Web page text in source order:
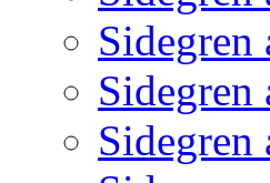
Sidegren
Sidegren
Sidegren